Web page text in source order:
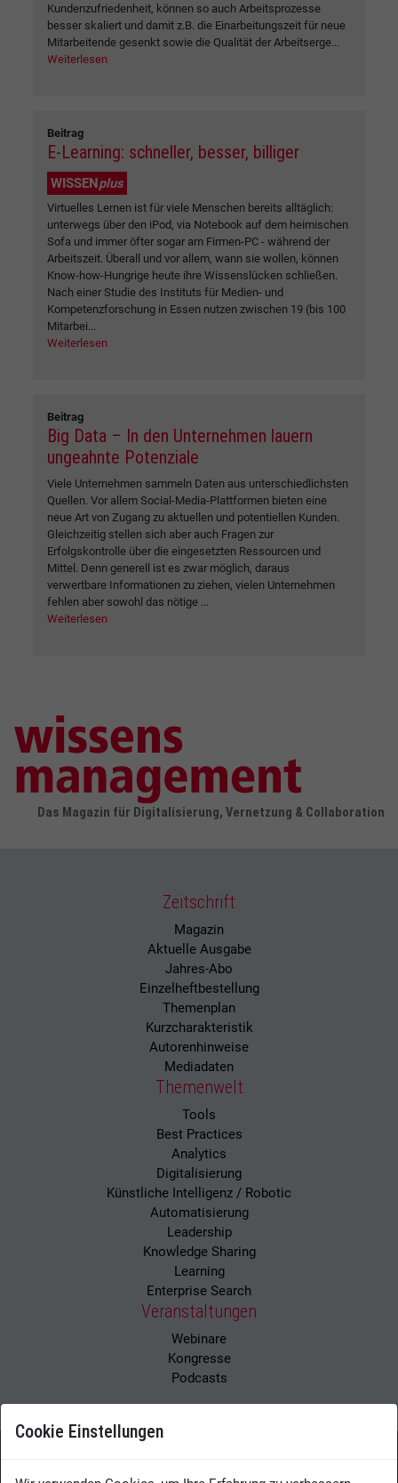
Kundenzufriedenheit, können so auch Arbeitsprozesse
besser skaliert und damit z.B. die Einarbeitungszeit für neue
Mitarbeitende gesenkt sowie die Qualität der Arbeitserge...
Weiterlesen
Beitrag
E-Learning: schneller, besser, billiger
WISSENplus
Virtuelles Lernen ist für viele Menschen bereits alltäglich:
unterwegs über den iPod, via Notebook auf dem heimischen
Sofa und immer öfter sogar am Firmen-PC - während der
Arbeitszeit. Überall und vor allem, wann sie wollen, können
Know-how-Hungrige heute ihre Wissenslücken schließen.
Nach einer Studie des Instituts für Medien- und
Kompetenzforschung in Essen nutzen zwischen 19 (bis 100
Mitarbei...
Weiterlesen
Beitrag
Big Data – In den Unternehmen lauern
ungeahnte Potenziale
Viele Unternehmen sammeln Daten aus unterschiedlichsten
Quellen. Vor allem Social-Media-Plattformen bieten eine
neue Art von Zugang zu aktuellen und potentiellen Kunden.
Gleichzeitig stellen sich aber auch Fragen zur
Erfolgskontrolle über die eingesetzten Ressourcen und
Mittel. Denn generell ist es zwar möglich, daraus
verwertbare Informationen zu ziehen, vielen Unternehmen
fehlen aber sowohl das nötige ...
Weiterlesen
Das Magazin für Digitalisierung, Vernetzung & Collaboration
Zeitschrift
Magazin
Aktuelle Ausgabe
Jahres-Abo
Einzelheftbestellung
Themenplan
Kurzcharakteristik
Autorenhinweise
Mediadaten
Themenwelt
Tools
Best Practices
Analytics
Digitalisierung
Künstliche Intelligenz / Robotic
Automatisierung
Leadership
Knowledge Sharing
Learning
Enterprise Search
Veranstaltungen
Webinare
Kongresse
Podcasts
Cookie Einstellungen